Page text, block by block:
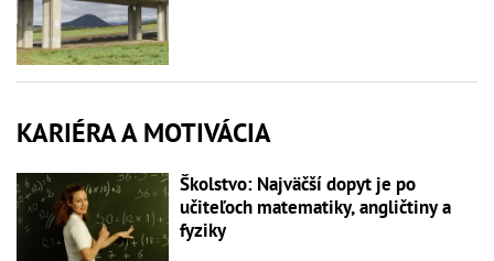
KARIÉRA A MOTIVÁCIA
Školstvo: Najväčší dopyt je po
učiteľoch matematiky, angličtiny a
fyziky